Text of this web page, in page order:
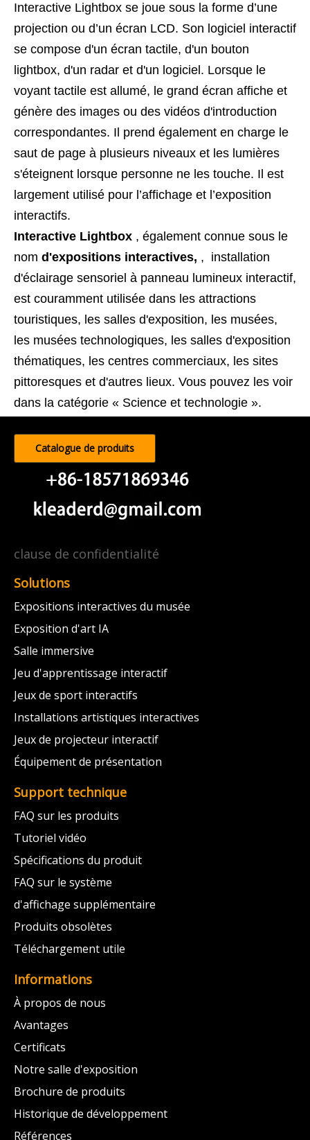
Interactive Lightbox se joue sous la forme d’une
projection ou d’un écran LCD. Son logiciel interactif
se compose d'un écran tactile, d'un bouton
lightbox, d'un radar et d'un logiciel. Lorsque le
voyant tactile est allumé, le grand écran affiche et
génère des images ou des vidéos d'introduction
correspondantes. Il prend également en charge le
saut de page à plusieurs niveaux et les lumières
s'éteignent lorsque personne ne les touche. Il est
largement utilisé pour l’affichage et l’exposition
interactifs.
Interactive Lightbox , également connue sous le
nom d'expositions interactives, , installation
d'éclairage sensoriel à panneau lumineux interactif,
est couramment utilisée dans les attractions
touristiques, les salles d'exposition, les musées,
les musées technologiques, les salles d'exposition
thématiques, les centres commerciaux, les sites
pittoresques et d'autres lieux. Vous pouvez les voir
dans la catégorie « Science et technologie ».
Catalogue de produits
clause de confidentialité
Solutions
Expositions interactives du musée
Exposition d'art IA
Salle immersive
Jeu d'apprentissage interactif
Jeux de sport interactifs
Installations artistiques interactives
Jeux de projecteur interactif
Équipement de présentation
Support technique
FAQ sur les produits
Tutoriel vidéo
Spécifications du produit
FAQ sur le système
d'affichage supplémentaire
Produits obsolètes
Téléchargement utile
Informations
À propos de nous
Avantages
Certificats
Notre salle d'exposition
Brochure de produits
Historique de développement
Références